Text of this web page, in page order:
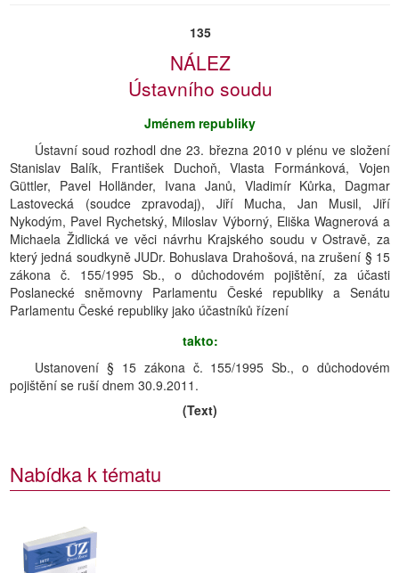
135
NÁLEZ
Ústavního soudu
Jménem republiky
Ústavní soud rozhodl dne 23. března 2010 v plénu ve složení
Stanislav Balík, František Duchoň, Vlasta Formánková, Vojen
Güttler, Pavel Holländer, Ivana Janů, Vladimír Kůrka, Dagmar
Lastovecká (soudce zpravodaj), Jiří Mucha, Jan Musil, Jiří
Nykodým, Pavel Rychetský, Miloslav Výborný, Eliška Wagnerová a
Michaela Židlická ve věci návrhu Krajského soudu v Ostravě, za
který jedná soudkyně JUDr. Bohuslava Drahošová, na zrušení § 15
zákona č. 155/1995 Sb., o důchodovém pojištění, za účasti
Poslanecké sněmovny Parlamentu České republiky a Senátu
Parlamentu České republiky jako účastníků řízení
takto:
Ustanovení § 15 zákona č. 155/1995 Sb., o důchodovém
pojištění se ruší dnem 30.9.2011.
(Text)
Nabídka k tématu